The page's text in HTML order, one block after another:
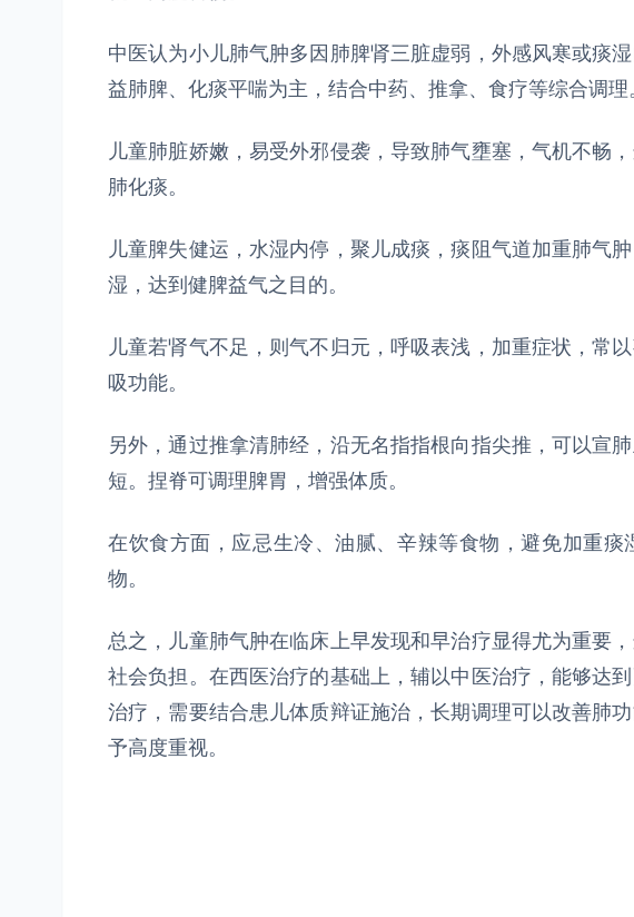
中医认为小儿肺气肿多因肺脾肾三脏虚弱，外感风寒或痰
益肺脾、化痰平喘为主，结合中药、推拿、食疗等综合调理
儿童肺脏娇嫩，易受外邪侵袭，导致肺气壅塞，气机不畅
肺化痰。
儿童脾失健运，水湿内停，聚儿成痰，痰阻气道加重肺气
湿，达到健脾益气之目的。
儿童若肾气不足，则气不归元，呼吸表浅，加重症状，常
吸功能。
另外，通过推拿清肺经，沿无名指指根向指尖推，可以宣
短。捏脊可调理脾胃，增强体质。
在饮食方面，应忌生冷、油腻、辛辣等食物，避免加重
物。
总之，儿童肺气肿在临床上早发现和早治疗显得尤为重要
社会负担。在西医治疗的基础上，辅以中医治疗，能够达
治疗，需要结合患儿体质辩证施治，长期调理可以改善肺
予高度重视。